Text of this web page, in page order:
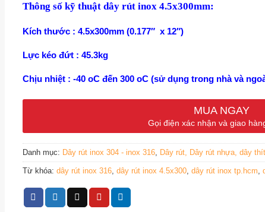
Thông số kỹ thuật dây rút inox 4.5x300mm:
Kích thước : 4.5x300mm (0.177″ x 12″)
Lực kéo đứt : 45.3kg
Chịu nhiệt : -40 oC đến 300 oC (sử dụng trong nhà và
Độ dày sợi: 0.3mm
MUA NGAY
Gọi điện xác nhận và giao
Danh mục: Dây rút inox 304 - inox 316, Dây rút, Dây rút nhựa, dây
Từ khóa: dây rút inox 316, dây rút inox 4.5x300, dây rút inox tp.hcm,